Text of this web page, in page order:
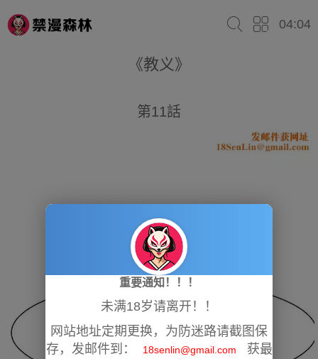
04:04
《教义》
第11話
重要通知！！！
未满18岁请离开！！
网站地址定期更换，为防迷路请截图保
存，发邮件到：
18senlin@gmail.com
获最